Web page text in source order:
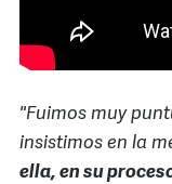
"Fuimos muy
insistimos en la
ella, en su